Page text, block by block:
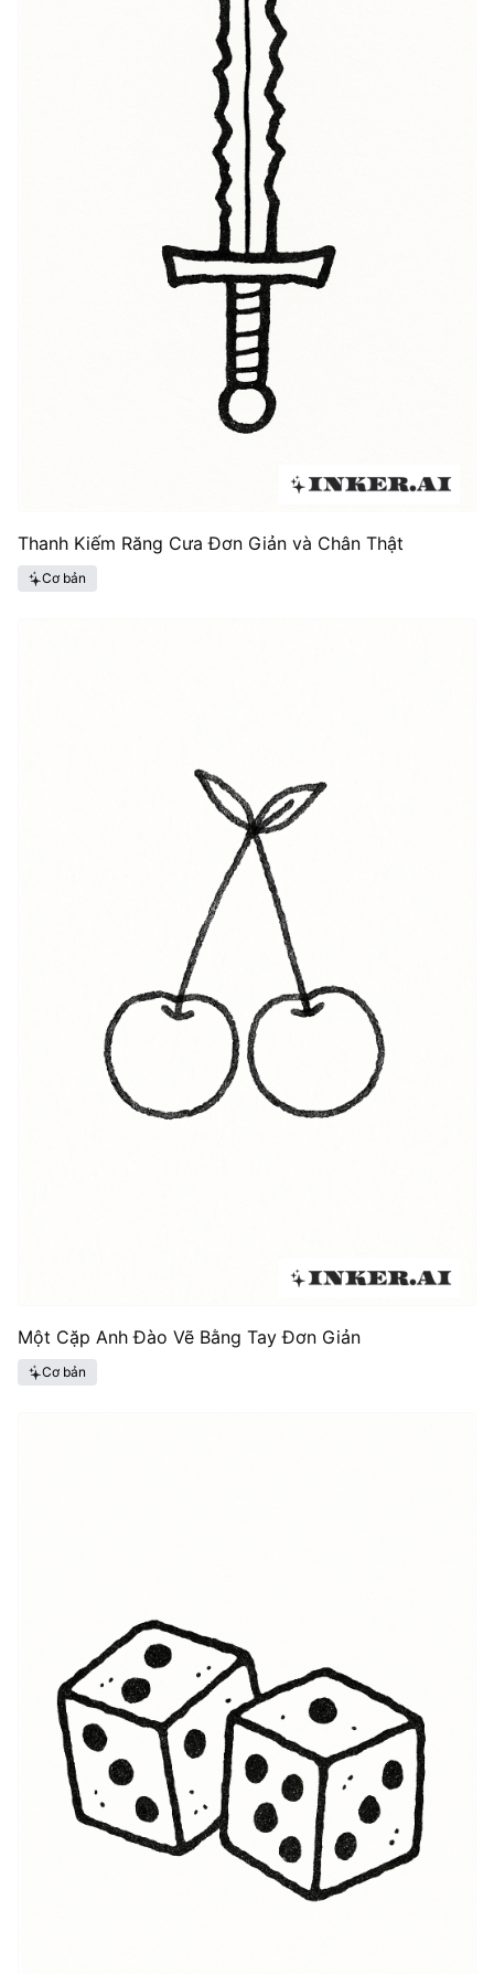
Thanh Kiếm Răng Cưa Đơn Giản và Chân Thật
Cơ bản
Một Cặp Anh Đào Vẽ Bằng Tay Đơn Giản
Cơ bản